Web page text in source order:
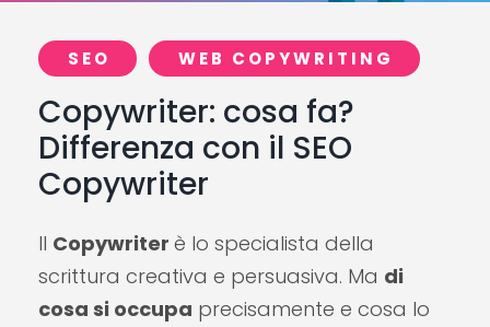
SEO WEB COPYWRITING
Copywriter: cosa fa?
Differenza con il SEO
Copywriter
Il Copywriter è lo specialista della
scrittura creativa e persuasiva. Ma di
cosa si occupa precisamente e cosa lo